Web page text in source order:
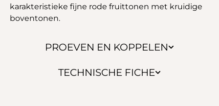
PROEVEN EN KOPPELEN
TECHNISCHE FICHE
karakteristieke fijne rode fruittonen met kruidige
boventonen.